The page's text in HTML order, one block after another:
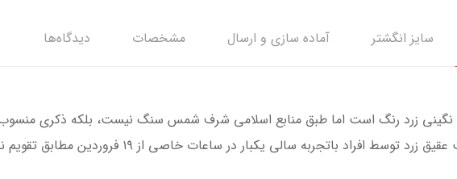
سایز انگشتر آماده سازی و ارسال مشخصات دیدگاه‌ها
نگینی زرد رنگ است اما طبق منابع اسلامی شرف شمس سنگ نیست، بلکه ذکری
باتجربه سالی یکبار در ساعات خاصی از ۱۹ فروردین مطابق تقویم‌ نجومی حکاکی می‌شود.